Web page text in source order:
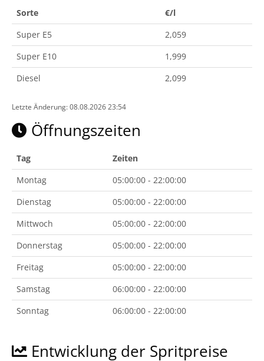
Sorte
€/l
Super E5
2,059
Super E10
1,999
Diesel
2,099
Letzte Änderung: 08.08.2026 23:54
Öffnungszeiten
Tag
Zeiten
Montag
05:00:00 - 22:00:00
Dienstag
05:00:00 - 22:00:00
Mittwoch
05:00:00 - 22:00:00
Donnerstag
05:00:00 - 22:00:00
Freitag
05:00:00 - 22:00:00
Samstag
06:00:00 - 22:00:00
Sonntag
06:00:00 - 22:00:00
Entwicklung der Spritpreise